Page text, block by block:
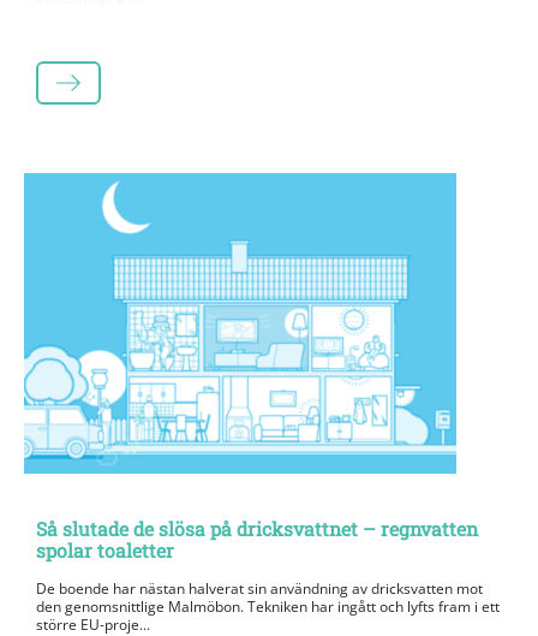
LÄS MER
Så slutade de slösa på dricksvattnet – regnvatten
spolar toaletter
De boende har nästan halverat sin användning av dricksvatten mot
den genomsnittlige Malmöbon. Tekniken har ingått och lyfts fram i ett
större EU-proje...